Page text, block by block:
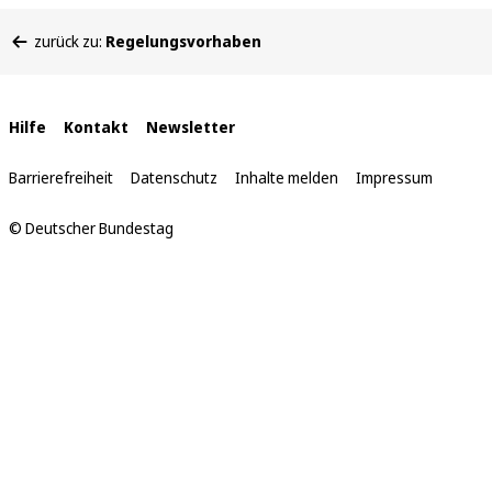
befinden
zurück zu: Regelungsvorhaben
Interne
Links
Hilfe Kontakt Newsletter
Barrierefreiheit Datenschutz Inhalte melden Impressum
© Deutscher Bundestag